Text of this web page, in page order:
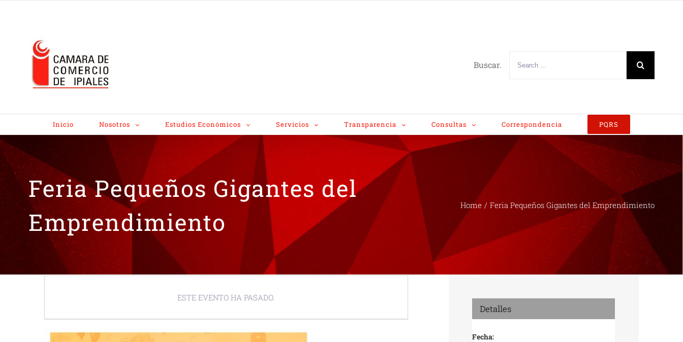
Buscar.
Inicio Nosotros Estudios Económicos Servicios Transparencia Consultas Correspondencia PQRS
Feria Pequeños Gigantes del
Emprendimiento
Home / Feria Pequeños Gigantes del Emprendimiento
ESTE EVENTO HA PASADO.
Detalles
Fecha: